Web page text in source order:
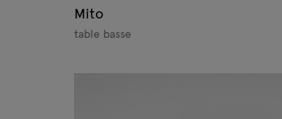
Mito
table basse